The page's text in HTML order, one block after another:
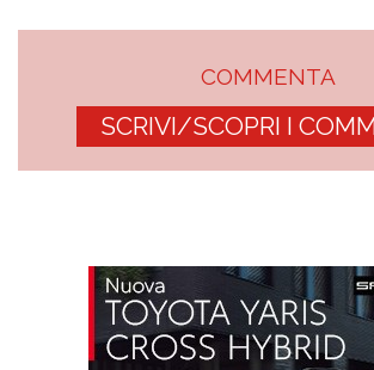
COMMENTA
SCRIVI/SCOPRI I